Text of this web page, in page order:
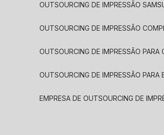
OUTSOURCING DE IMPRESSÃO
OUTSOURCING DE IMPRESSÃO
OUTSOURCING DE IMPRESSÃO PARA
OUTSOURCING DE IMPRESSÃO PARA
EMPRESA DE OUTSOURCING DE